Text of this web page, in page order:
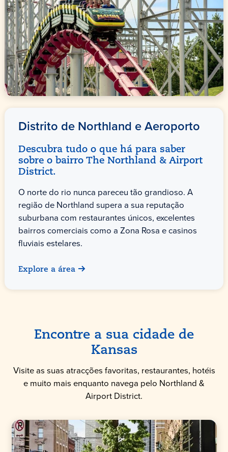
Distrito de Northland e Aeroporto
Descubra tudo o que há para saber
sobre o bairro The Northland & Airport
District.
O norte do rio nunca pareceu tão grandioso. A
região de Northland supera a sua reputação
suburbana com restaurantes únicos, excelentes
bairros comerciais como a Zona Rosa e casinos
fluviais estelares.
Explore a área
Encontre a sua cidade de
Kansas
Visite as suas atracções favoritas, restaurantes, hotéis
e muito mais enquanto navega pelo Northland &
Airport District.